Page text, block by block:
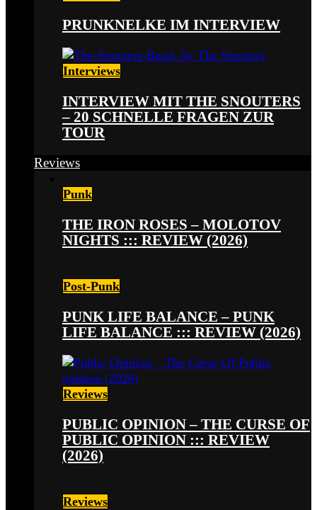
PRUNKNELKE IM INTERVIEW
Interviews
INTERVIEW MIT THE SNOUTERS
– 20 SCHNELLE FRAGEN ZUR
TOUR
Reviews
Punk
THE IRON ROSES – MOLOTOV
NIGHTS ::: REVIEW (2026)
Post-Punk
PUNK LIFE BALANCE – PUNK
LIFE BALANCE ::: REVIEW (2026)
Reviews
PUBLIC OPINION – THE CURSE OF
PUBLIC OPINION ::: REVIEW
(2026)
Reviews